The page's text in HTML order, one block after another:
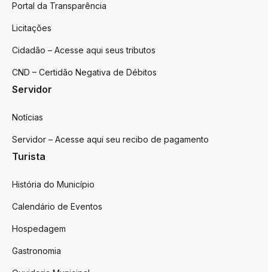
Portal da Transparência
Licitações
Cidadão – Acesse aqui seus tributos
CND – Certidão Negativa de Débitos
Servidor
Notícias
Servidor – Acesse aqui seu recibo de pagamento
Turista
História do Município
Calendário de Eventos
Hospedagem
Gastronomia